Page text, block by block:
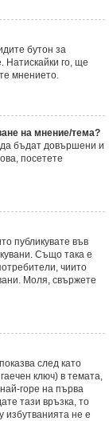
бутон за
Натискайки го, ще
мнението.
на мнение/тема?
да бъдат довършени и
посетете
публикувате във
Също така е
чиито
Моля, свържете
след като
ключ) в темата,
горе на първа
тази връзка, то
избутванията не е